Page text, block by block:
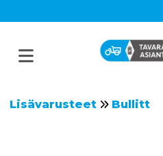
Lisävarusteet Bullitt